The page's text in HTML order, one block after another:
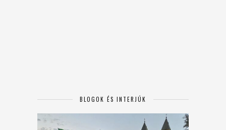
BLOGOK ÉS INTERJÚK